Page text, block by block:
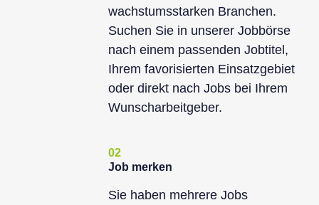
wachstumsstarken Branchen.
Suchen Sie in unserer Jobbörse
nach einem passenden Jobtitel,
Ihrem favorisierten Einsatzgebiet
oder direkt nach Jobs bei Ihrem
Wunscharbeitgeber.
02
Job merken
Sie haben mehrere Jobs